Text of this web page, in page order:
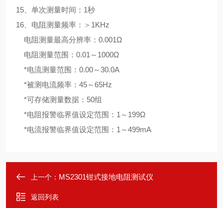
15、单次测量时间：1秒
16、电阻测量频率：＞1KHz
电阻测量最高分辨率：0.001Ω
电阻测量范围：0.01～1000Ω
*电流测量范围：0.00～30.0A
*被测电流频率：45～65Hz
*可存储测量数据：50组
*电阻报警临界值设定范围：1～199Ω
*电流报警临界值设定范围：1～499mA
上一个： MS2301钳式接地电阻测试仪
返回列表